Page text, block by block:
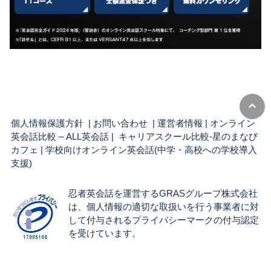
個人情報保護方針| お問い合わせ| 運営者情報
オンライン
英会話比較 – ALL英会話| キャリアスクール比較-星のまなび
カフェ | 学校向けオンライン英会話(中学・高校への学校導入
支援)
忍者英会話を運営するGRASグループ株式会社
は、個人情報の適切な取扱いを行う事業者に対
して付与されるプライバシーマークの付与認定
を受けています。